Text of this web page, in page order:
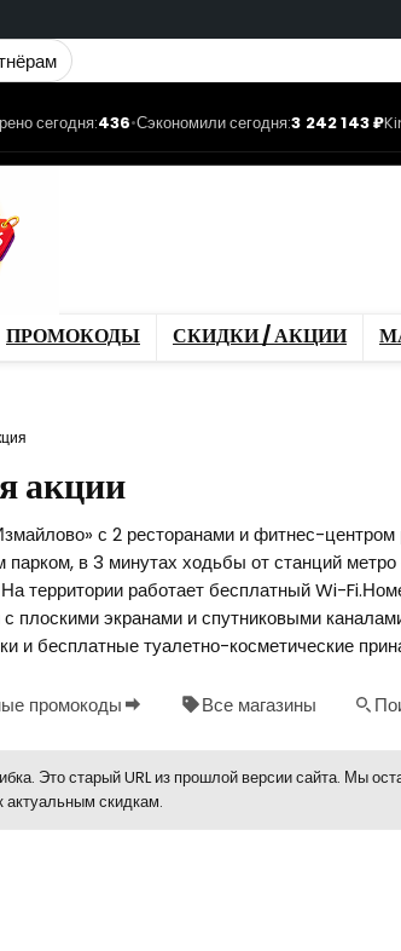
сегодня:436•Сэкономили сегодня:3 242 143 ₽
ПРОМОКОДЫ СКИДКИ / АКЦИИ
акции
с 2 ресторанами и фитнес-
парком, в 3 минутах ходьбы от станций
территории работает бесплатный Wi-
с плоскими экранами и спутниковыми
и бесплатные туалетно-косметические
промокоды Все магазины
Это старый URL из прошлой версии сайта. Мы
актуальным скидкам.